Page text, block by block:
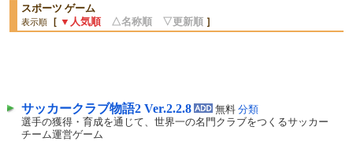
スポーツ ゲーム
表示順 ［ ▼人気順 △名称順 ▽更新順 ］
サッカークラブ物語2 Ver.2.2.8 無料 分類
選手の獲得・育成を通じて、世界一の名門クラブをつくるサッカー
チーム運営ゲーム